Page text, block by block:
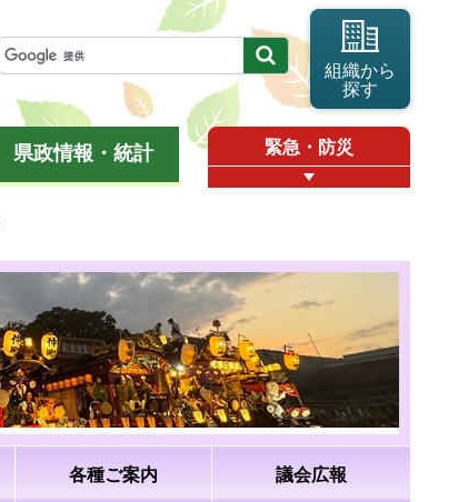
組織から
探す
県政情報・統計 緊急・防災
各種ご案内 議会広報